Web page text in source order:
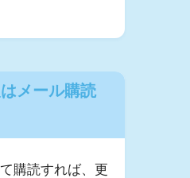
メール購読
購読すれば、更